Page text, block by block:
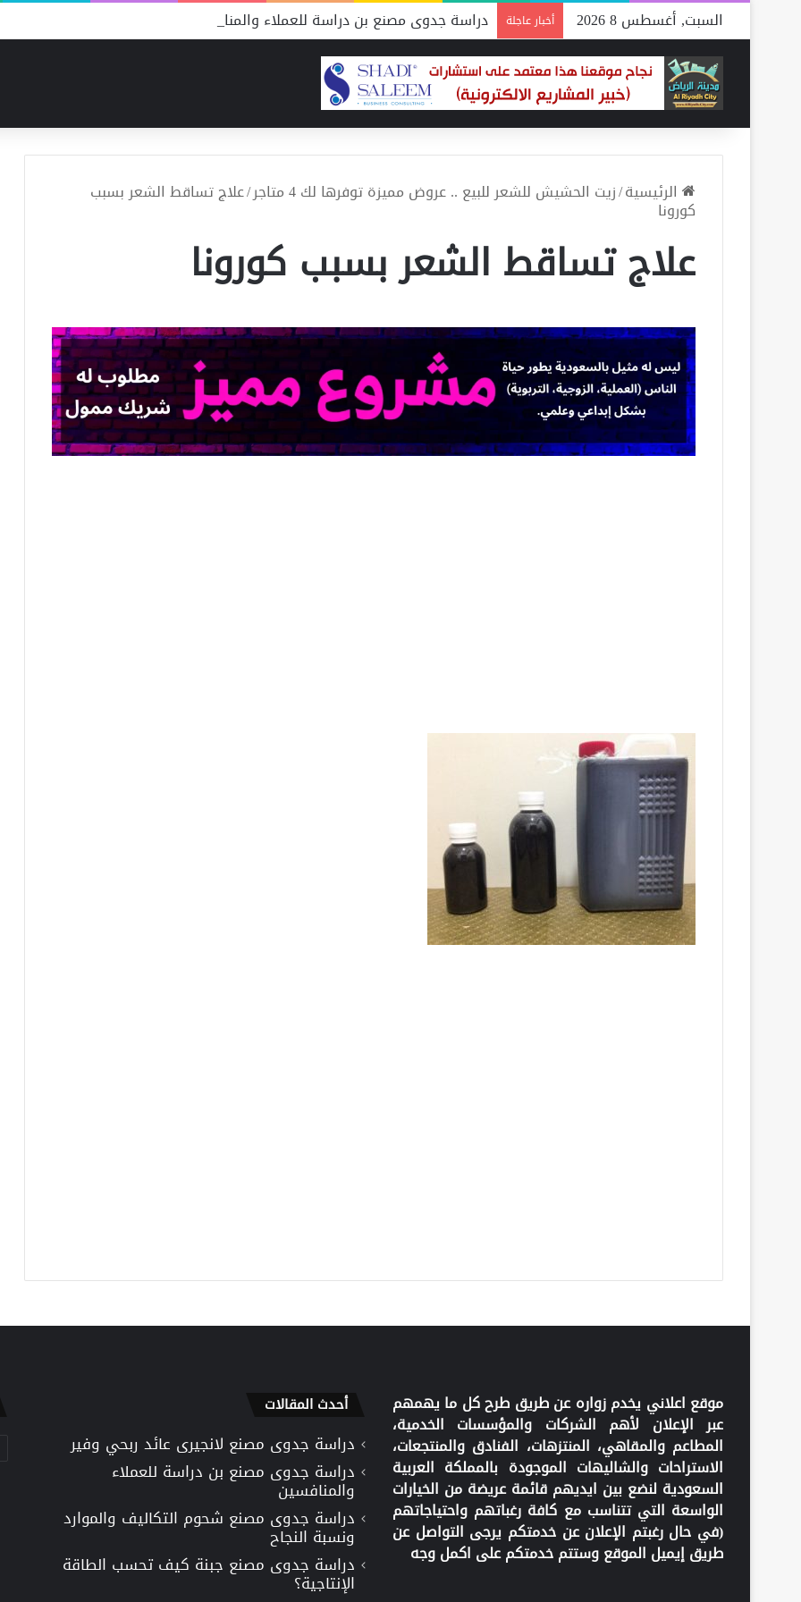
السبت, أغسطس 8 2026 أخبار عاجلة دراسة جدوى مصنع بن دراسة للعملاء والمنافسين
الرئيسية/زيت الحشيش للشعر للبيع .. عروض مميزة توفرها لك 4 متاجر /علاج تساقط الشعر بسبب
كورونا
علاج تساقط الشعر بسبب كورونا
موقع اعلاني يخدم زواره عن طريق طرح كل ما يهمهم
عبر الإعلان لأهم الشركات والمؤسسات الخدمية،
المطاعم والمقاهي، المنتزهات، الفنادق والمنتجعات،
الاستراحات والشاليهات الموجودة بالمملكة العربية
السعودية لنضع بين ايديهم قائمة عريضة من الخيارات
الواسعة التي تتناسب مع كافة رغباتهم واحتياجاتهم
(في حال رغبتم الإعلان عن خدمتكم يرجى التواصل عن
طريق إيميل الموقع وستتم خدمتكم على اكمل وجه
أحدث المقالات
دراسة جدوى مصنع لانجيرى عائد ربحي وفير
دراسة جدوى مصنع بن دراسة للعملاء
والمنافسين
دراسة جدوى مصنع شحوم التكاليف والموارد
ونسبة النجاح
دراسة جدوى مصنع جبنة كيف تحسب الطاقة
الإنتاجية؟